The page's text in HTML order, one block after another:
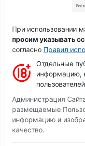
При использовании
просим указывать
согласно Правил
Отдельные
информацию,
Администрация
размещаемые
информацию и
качество.